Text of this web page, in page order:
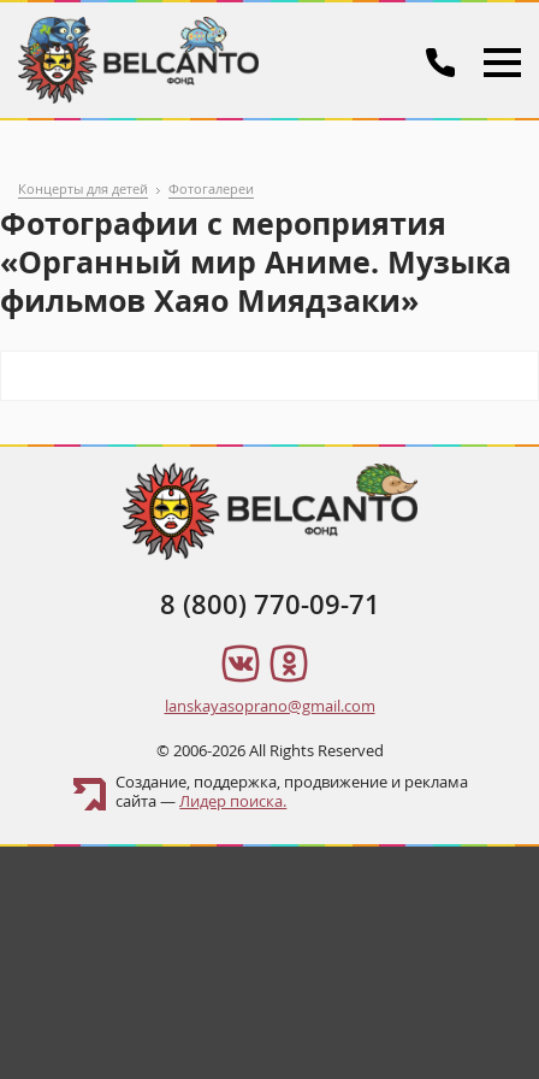
Концерты для детей Фотогалереи
Фотографии с мероприятия
«Органный мир Аниме. Музыка
фильмов Хаяо Миядзаки»
8 (800) 770-09-71
lanskayasoprano@gmail.com
© 2006-2026 All Rights Reserved
Создание, поддержка, продвижение и реклама
сайта —Лидер поиска.